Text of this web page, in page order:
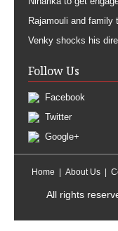
Rajamouli and family
Venky shocks his
Follow Us
Facebook
Twitter
Google+
Home About Us
All rights